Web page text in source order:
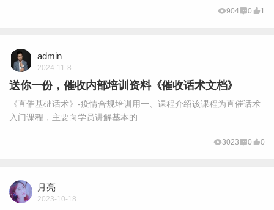
904 0 1
admin
2024-11-8
送你一份，催收内部培训资料《催收话术文档》
《直催基础话术》-疫情合规培训用一、课程介绍该课程为直催话术
入门课程，主要向学员讲解基本的 ...
3023 0 0
月亮
2023-10-18